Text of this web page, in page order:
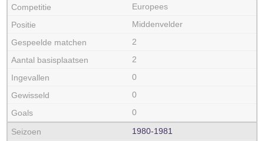
Europees
Middenvelder
2
2
0
0
0
1980‑1981